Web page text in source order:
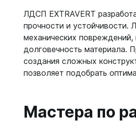
ЛДСП EXTRAVERT
прочности и устойчивости.
механических повреждений,
долговечность материала.
создания сложных
позволяет подобрать
Мастера по